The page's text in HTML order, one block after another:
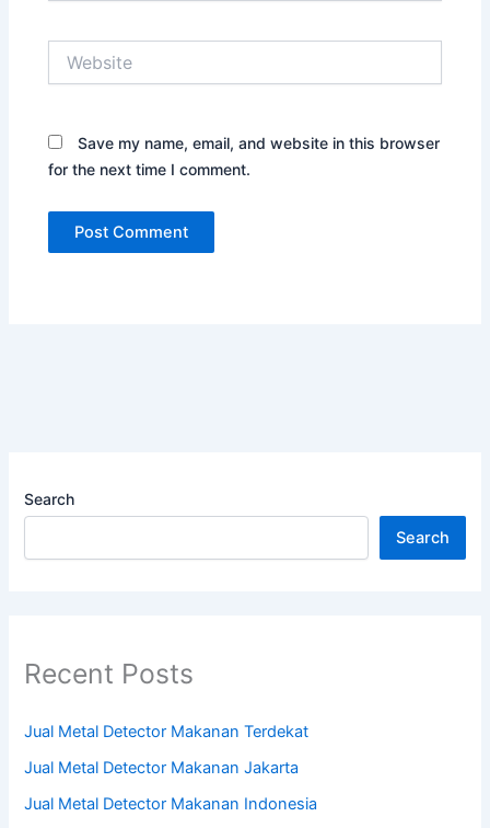
Save my name, email, and website in this browser
for the next time I comment.
Search
Search
Recent Posts
Jual Metal Detector Makanan Terdekat
Jual Metal Detector Makanan Jakarta
Jual Metal Detector Makanan Indonesia